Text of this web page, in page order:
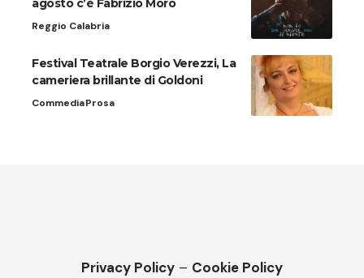
agosto c’è Fabrizio Moro
Reggio Calabria
Festival Teatrale Borgio Verezzi, La
cameriera brillante di Goldoni
CommediaProsa
Privacy Policy – Cookie Policy